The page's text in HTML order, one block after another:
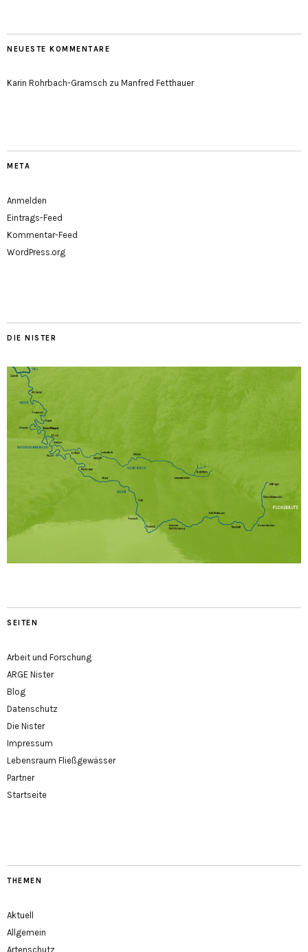
NEUESTE KOMMENTARE
Karin Rohrbach-Gramsch zu Manfred Fetthauer
META
Anmelden
Eintrags-Feed
Kommentar-Feed
WordPress.org
DIE NISTER
SEITEN
Arbeit und Forschung
ARGE Nister
Blog
Datenschutz
Die Nister
Impressum
Lebensraum Fließgewässer
Partner
Startseite
THEMEN
Aktuell
Allgemein
Artenschutz